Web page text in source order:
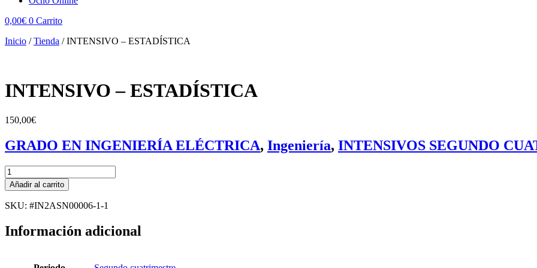
0,00€ 0 Carrito
Inicio /Tienda /INTENSIVO – ESTADÍSTICA
INTENSIVO – ESTADÍSTICA
150,00€
GRADO EN INGENIERÍA ELÉCTRICA, Ingeniería, INTENSIVOS SEGUNDO
INTENSIVO
-
ESTADÍSTICA
cantidad
Añadir al carrito
SKU: #IN2ASN00006-1-1
Información adicional